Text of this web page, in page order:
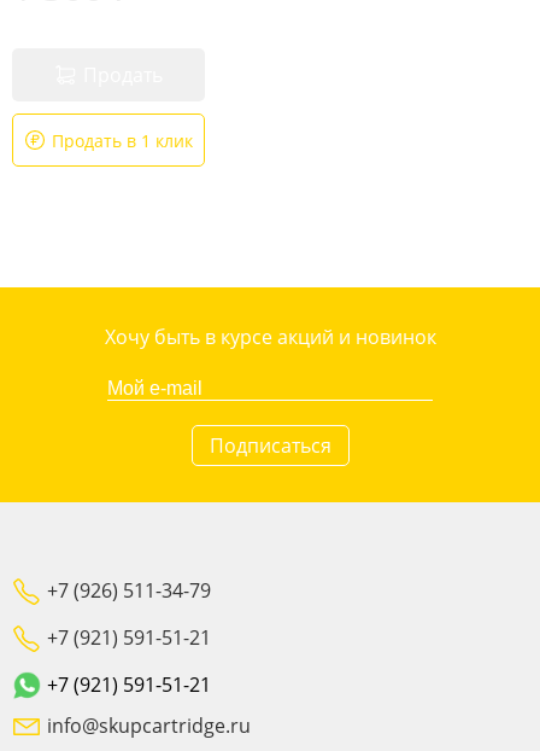
Продать в 1 клик
Хочу быть в курсе акций и новинок
Подписаться
+7 (926) 511-34-79
+7 (921) 591-51-21
+7 (921) 591-51-21
info@skupcartridge.ru